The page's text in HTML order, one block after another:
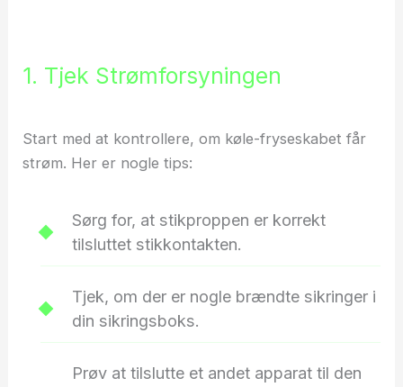
1. Tjek Strømforsyningen
Start med at kontrollere, om køle-fryseskabet får
strøm. Her er nogle tips:
Sørg for, at stikproppen er korrekt
tilsluttet stikkontakten.
Tjek, om der er nogle brændte sikringer i
din sikringsboks.
Prøv at tilslutte et andet apparat til den